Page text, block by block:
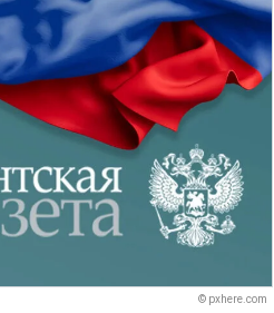
© pxhere.com